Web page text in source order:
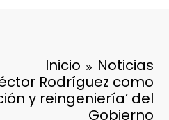
Inicio
Noticias
Rodríguez como
y reingeniería’ del
Gobierno